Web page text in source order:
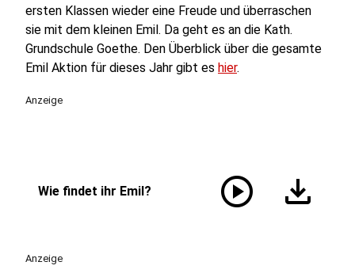
ersten Klassen wieder eine Freude und überraschen
sie mit dem kleinen Emil. Da geht es an die Kath.
Grundschule Goethe. Den Überblick über die gesamte
Emil Aktion für dieses Jahr gibt es hier.
Anzeige
Wie findet ihr Emil? play_circle download
Anzeige